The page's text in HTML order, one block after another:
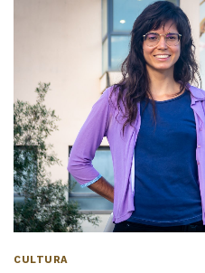
CULTURA